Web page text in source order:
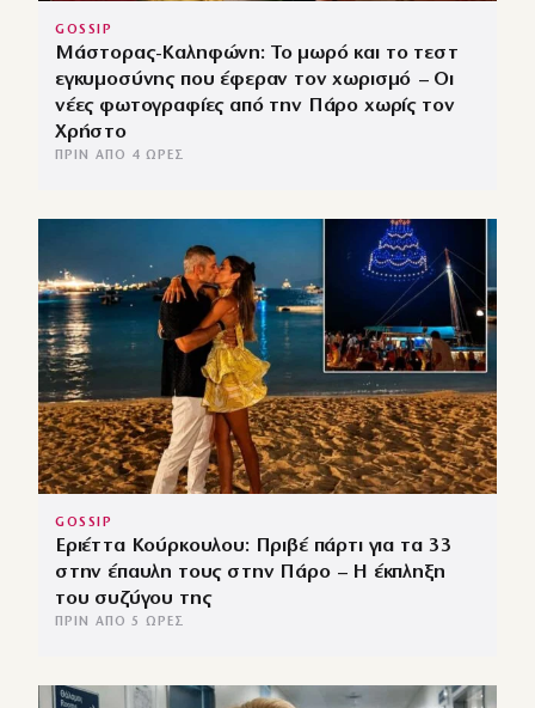
GOSSIP
Μάστορας-Καληφώνη: Το μωρό και το τεστ
εγκυμοσύνης που έφεραν τον χωρισμό – Οι
νέες φωτογραφίες από την Πάρο χωρίς τον
Χρήστο
ΠΡΙΝ ΑΠΌ 4 ΏΡΕΣ
GOSSIP
Εριέττα Κούρκουλου: Πριβέ πάρτι για τα 33
στην έπαυλη τους στην Πάρο – Η έκπληξη
του συζύγου της
ΠΡΙΝ ΑΠΌ 5 ΏΡΕΣ